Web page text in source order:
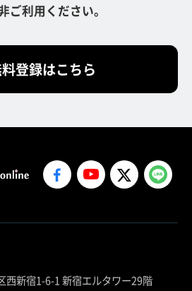
ご利用ください。
登録はこちら
西新宿1-6-1 新宿エルタワー29階